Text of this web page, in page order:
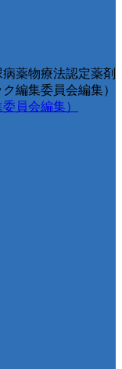
薬物療法認定薬剤
編集委員会編集）
員会編集）